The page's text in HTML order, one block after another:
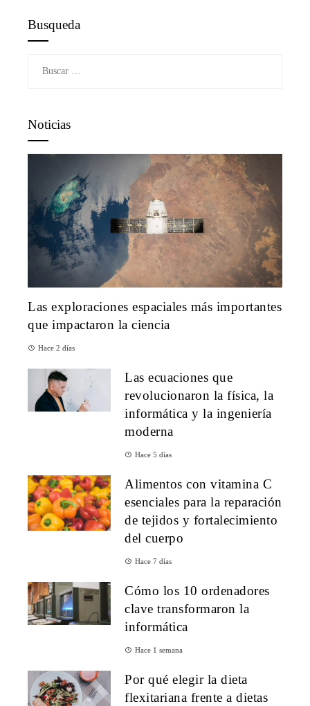
Busqueda
Noticias
Las exploraciones espaciales más importantes
que impactaron la ciencia
Hace 2 días
Las ecuaciones que
revolucionaron la física, la
informática y la ingeniería
moderna
Hace 5 días
Alimentos con vitamina C
esenciales para la reparación
de tejidos y fortalecimiento
del cuerpo
Hace 7 días
Cómo los 10 ordenadores
clave transformaron la
informática
Hace 1 semana
Por qué elegir la dieta
flexitariana frente a dietas